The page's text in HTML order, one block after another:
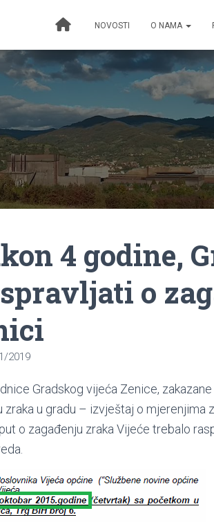
NOVOSTI O NAMA
4 godine,
o
2019
Gradskog vijeća Zenice,
u gradu – izvještaj o mjerenjima
o zagađenju zraka Vijeće trebalo